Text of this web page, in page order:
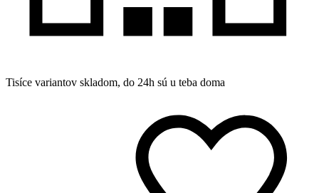
Tisíce variantov skladom, do 24h sú u teba doma